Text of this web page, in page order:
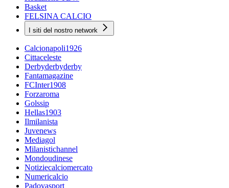
Basket
FELSINA CALCIO
I siti del nostro network
Calcionapoli1926
Cittaceleste
Derbyderbyderby
Fantamagazine
FCInter1908
Forzaroma
Golssip
Hellas1903
Ilmilanista
Juvenews
Mediagol
Milanistichannel
Mondoudinese
Notiziecalciomercato
Numericalcio
Padovasport